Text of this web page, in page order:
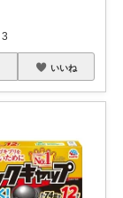
3
いいね